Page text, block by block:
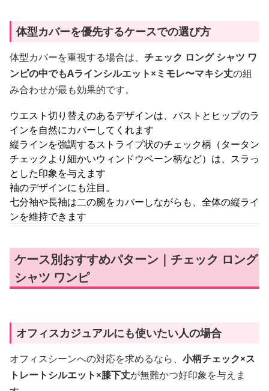
体型カバーを優先するケースでの選び方
体型カバーを重視する場合は、 チェック ロング シャツ ワ
ンピの中でもAラインシルエット×ミモレ〜マキシ丈の組
み合わせが最も効果的です。
ウエスト切り替えのあるデザインは、バストとヒップのラ
インを自然にカバーしてくれます
縦ラインを強調するストライプ状のチェック柄（タータン
チェックより細かいウィンドウペーン柄など）は、スラっ
とした印象を与えます
袖のデザインにも注目。
七分袖や長袖は二の腕をカバーしながらも、全体の縦ライ
ンを維持できます
ケース別おすすめパターン｜チェック ロング
シャツ ワンピ
オフィスカジュアルにも使いたい人の場合
オフィスシーンへの対応を求めるなら、 小柄チェック×ス
トレートシルエット×膝下丈が無難かつ好印象を与えま